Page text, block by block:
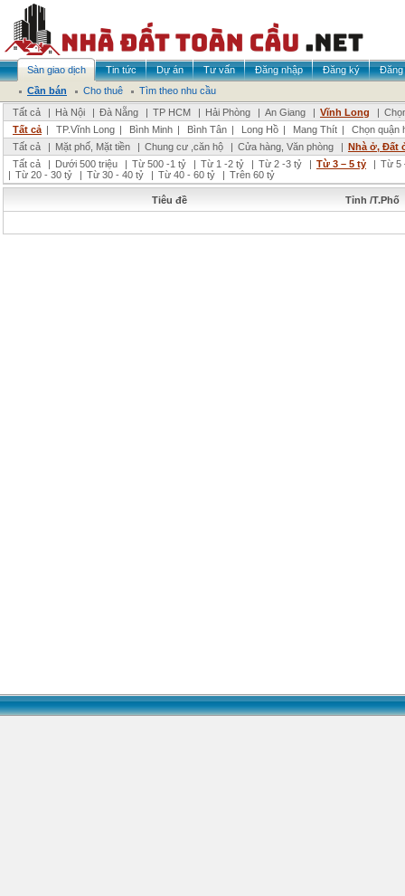
Sàn giao dịch Tin tức Dự án Tư vấn Đăng nhập Đăng ký
Đăng
Cần bán
Cho thuê
Tìm theo nhu cầu
Tất cả
| Hà Nội | Đà Nẵng | TP HCM | Hải Phòng | An Giang | Vĩnh Long |
Tất cả | TP.Vĩnh Long | Bình Minh | Bình Tân | Long Hồ | Mang Thít |
Chọn quận
Tất cả
| Mặt phố, Mặt tiền | Chung cư ,căn hộ | Cửa hàng, Văn phòng | Nhà ở, Đất
Tất cả
| Dưới 500 triệu | Từ 500 -1 tỷ | Từ 1 -2 tỷ | Từ 2 -3 tỷ | Từ 3 – 5 tỷ | Từ 5
| Từ 20 - 30 tỷ | Từ 30 - 40 tỷ | Từ 40 - 60 tỷ | Trên 60 tỷ
Tiêu đề Tỉnh /T.Phố